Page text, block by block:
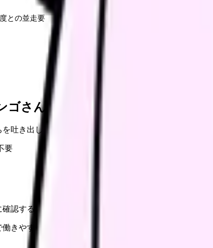
との並走要
さんの部屋で少し話してみません
吐き出して、何がつらいのか、辞めるべきか、少し休
要
認するのが重要です。
きやすさは変わります。求人票だけで決める前に条件を